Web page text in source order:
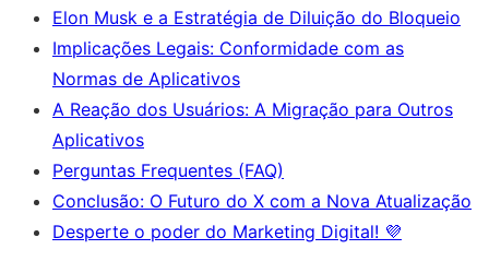
Elon Musk e a Estratégia de Diluição do Bloqueio
Implicações Legais: Conformidade com as
Normas de Aplicativos
A Reação dos Usuários: A Migração para Outros
Aplicativos
Perguntas Frequentes (FAQ)
Conclusão: O Futuro do X com a Nova Atualização
Desperte o poder do Marketing Digital! 💜